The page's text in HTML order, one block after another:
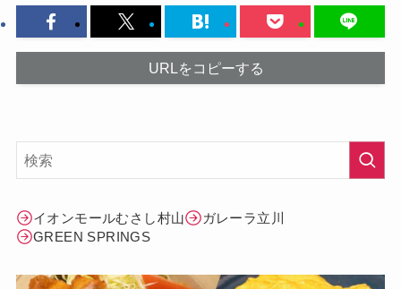
URLをコピーする
イオンモールむさし村山
ガレーラ立川
GREEN SPRINGS